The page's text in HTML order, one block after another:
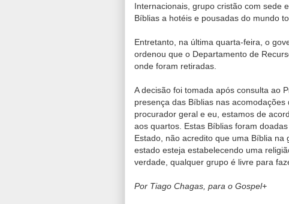
Internacionais, grupo cristão com sede
Bíblias a hotéis e pousadas do mundo
Entretanto, na última quarta-feira, o
ordenou que o Departamento de
onde foram retiradas.
A decisão foi tomada após consulta ao
presença das Bíblias nas
procurador geral e eu, estamos de
aos quartos. Estas Bíblias foram
Estado, não acredito que uma Bíblia
estado esteja estabelecendo uma
verdade, qualquer grupo é livre para
Por Tiago Chagas, para o Gospel+